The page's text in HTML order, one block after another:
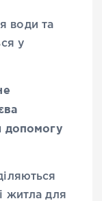
води та
у
допомогу
житла для